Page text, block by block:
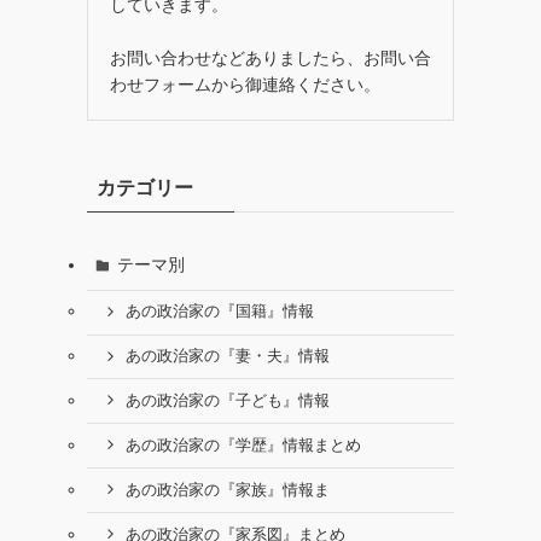
していきます。
お問い合わせなどありましたら、お問い合
わせフォームから御連絡ください。
カテゴリー
テーマ別
あの政治家の『国籍』情報
あの政治家の『妻・夫』情報
あの政治家の『子ども』情報
あの政治家の『学歴』情報まとめ
あの政治家の『家族』情報ま
あの政治家の『家系図』まとめ